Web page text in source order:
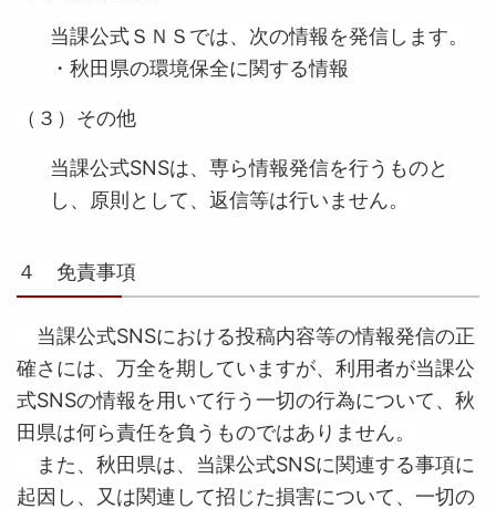
当課公式ＳＮＳでは、次の情報を発信します。
・秋田県の環境保全に関する情報
（３）その他
当課公式SNSは、専ら情報発信を行うものと
し、原則として、返信等は行いません。
４ 免責事項
当課公式SNSにおける投稿内容等の情報発信の正
確さには、万全を期していますが、利用者が当課公
式SNSの情報を用いて行う一切の行為について、秋
田県は何ら責任を負うものではありません。
また、秋田県は、当課公式SNSに関連する事項に
起因し、又は関連して招じた損害について、一切の